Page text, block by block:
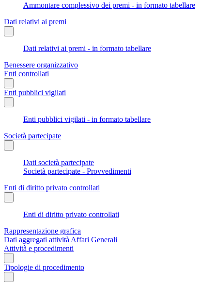
Ammontare complessivo dei premi - in formato tabellare
Dati relativi ai premi
Dati relativi ai premi - in formato tabellare
Benessere organizzativo
Enti controllati
Enti pubblici vigilati
Enti pubblici vigilati - in formato tabellare
Società partecipate
Dati società partecipate
Società partecipate - Provvedimenti
Enti di diritto privato controllati
Enti di diritto privato controllati
Rappresentazione grafica
Dati aggregati attività Affari Generali
Attività e procedimenti
Tipologie di procedimento